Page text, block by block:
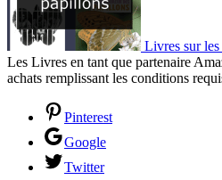
Livres sur
Les Livres en tant que partenaire
achats remplissant les conditions
Pinterest
Google
Twitter